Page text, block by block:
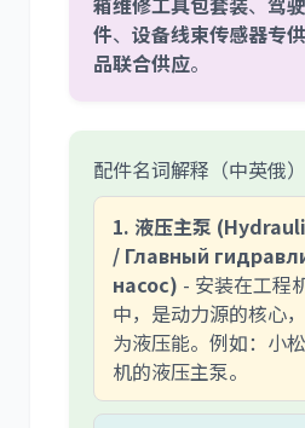
件、 设备线束传感器专供
品联合供应。
配件名词解释（中英俄）
1. 液压主泵
/ Главный
насос) - 安装在工程
中，是动力源的核心
为液压能。例如：小
机的液压主泵。